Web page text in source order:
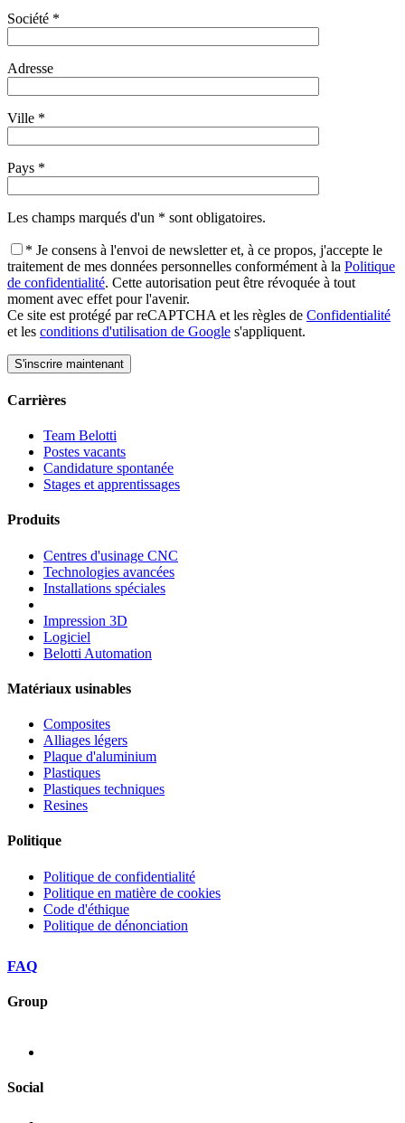
Société *
Adresse
Ville *
Pays *
Les champs marqués d'un * sont obligatoires.
* Je consens à l'envoi de newsletter et, à ce propos, j'accepte le
traitement de mes données personnelles conformément à la Politique
de confidentialité. Cette autorisation peut être révoquée à tout
moment avec effet pour l'avenir.
Ce site est protégé par reCAPTCHA et les règles de Confidentialité
et les conditions d'utilisation de Google s'appliquent.
Carrières
Team Belotti
Postes vacants
Candidature spontanée
Stages et apprentissages
Produits
Centres d'usinage CNC
Technologies avancées
Installations spéciales
Impression 3D
Logiciel
Belotti Automation
Matériaux usinables
Composites
Alliages légers
Plaque d'aluminium
Plastiques
Plastiques techniques
Resines
Politique
Politique de confidentialité
Politique en matière de cookies
Code d'éthique
Politique de dénonciation
FAQ
Group
Social